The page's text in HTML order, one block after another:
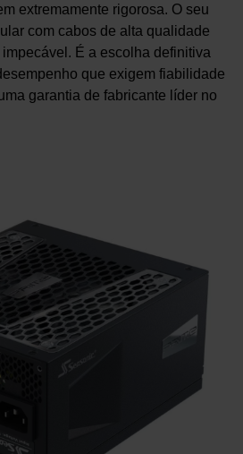
extremamente rigorosa. O seu
com cabos de alta qualidade
É a escolha definitiva
que exigem fiabilidade
garantia de fabricante líder no